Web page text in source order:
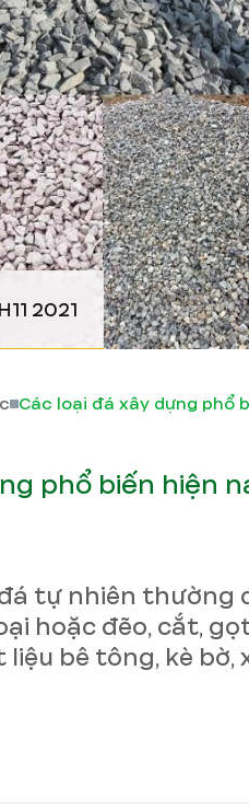
2021
phổ biến hiện
tự nhiên thường
hoặc đẽo, cắt,
bê tông, kè bờ,